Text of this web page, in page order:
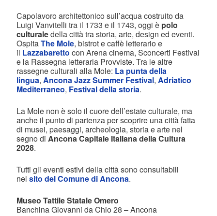
Capolavoro architettonico sull’acqua costruito da
Luigi Vanvitelli tra il 1733 e il 1743, oggi è polo
culturaledella città tra storia, arte, design ed eventi.
OspitaThe Mole, bistrot e caffè letterario e
il Lazzabaretto con Arena cinema, Sconcerti Festival
e la Rassegna letteraria Provviste. Tra le altre
rassegne culturali alla Mole: La punta della
lingua,Ancona Jazz Summer Festival,Adriatico
Mediterraneo, Festival della storia.
La Mole non è solo il cuore dell’estate culturale, ma
anche il punto di partenza per scoprire una città fatta
di musei, paesaggi, archeologia, storia e arte nel
segno diAncona Capitale Italiana della Cultura
2028.
Tutti gli eventi estivi della città sono consultabili
nelsito del Comune di Ancona.
Museo Tattile Statale Omero
Banchina Giovanni da Chio 28 – Ancona